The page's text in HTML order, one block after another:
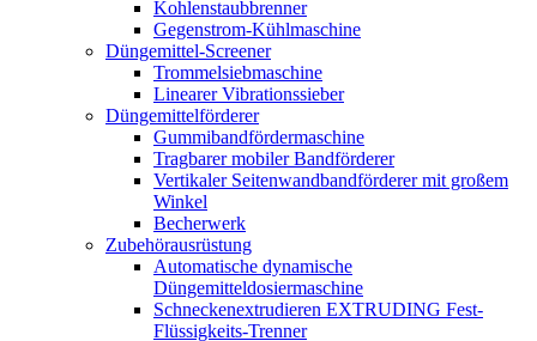
Kohlenstaubbrenner
Gegenstrom-Kühlmaschine
Düngemittel-Screener
Trommelsiebmaschine
Linearer Vibrationssieber
Düngemittelförderer
Gummibandfördermaschine
Tragbarer mobiler Bandförderer
Vertikaler Seitenwandbandförderer mit großem
Winkel
Becherwerk
Zubehörausrüstung
Automatische dynamische
Düngemitteldosiermaschine
Schneckenextrudieren EXTRUDING Fest-
Flüssigkeits-Trenner